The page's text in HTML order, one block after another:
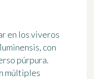
en los viveros
con
púrpura.
múltiples